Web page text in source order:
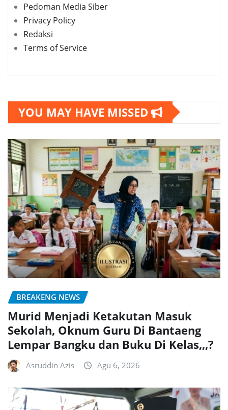
Pedoman Media Siber
Privacy Policy
Redaksi
Terms of Service
YOU MAY HAVE MISSED
BREAKENG NEWS
Murid Menjadi Ketakutan Masuk
Sekolah, Oknum Guru Di Bantaeng
Lempar Bangku dan Buku Di Kelas,,,?
Asruddin Azis Agu 6, 2026